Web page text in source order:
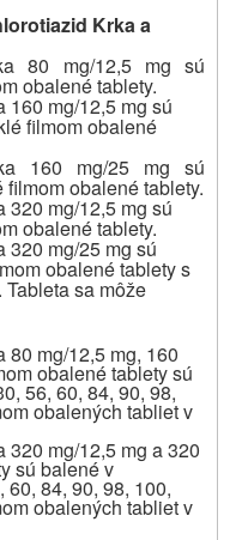
Krka a
80 mg/12,5 mg sú
obalené tablety.
160 mg/12,5 mg sú
filmom obalené
160 mg/25 mg sú
obalené tablety.
320 mg/12,5 mg sú
obalené tablety.
320 mg/25 mg sú
obalené tablety s
sa môže
80 mg/12,5 mg, 160
obalené tablety sú
56, 60, 84, 90, 98,
obalených tabliet v
320 mg/12,5 mg a 320
sú balené v
84, 90, 98, 100,
obalených tabliet v